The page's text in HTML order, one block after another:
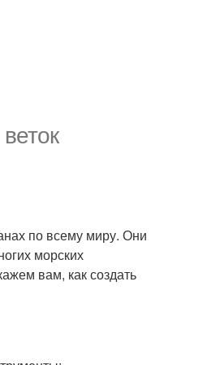
по всему миру. Они
морских
вам, как создать